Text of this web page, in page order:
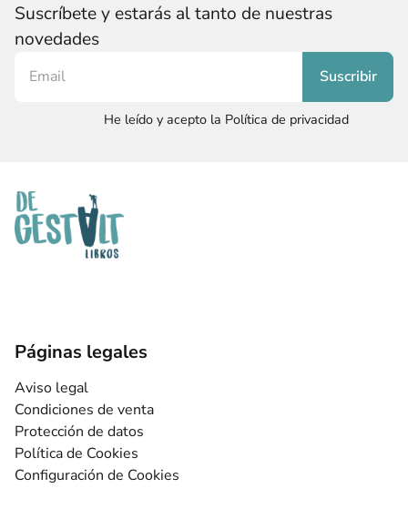
Suscríbete y estarás al tanto de nuestras
novedades
He leído y acepto la Política de privacidad
Páginas legales
Aviso legal
Condiciones de venta
Protección de datos
Política de Cookies
Configuración de Cookies